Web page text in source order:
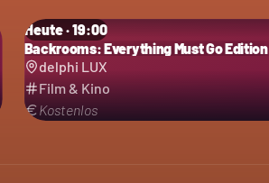
Heute · 19:00
Backrooms: Everything Must Go Edition
delphi LUX
Film & Kino
Kostenlos